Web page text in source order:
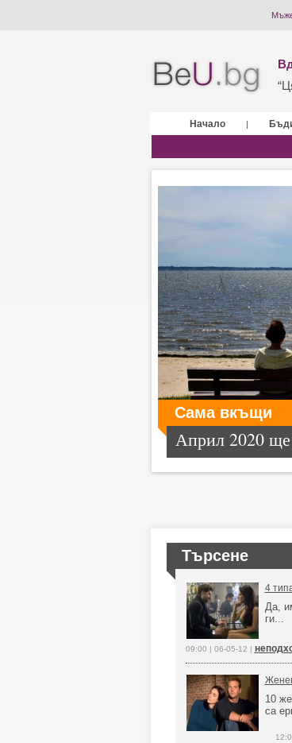
Начало |
Сама вкъщи
Април 2020 ще
Търсене
4
Да,
ги...
09:00 | 06-05-12 |
10
са